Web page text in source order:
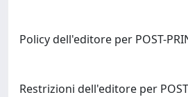
Policy dell'editore per POST-
Restrizioni dell'editore per